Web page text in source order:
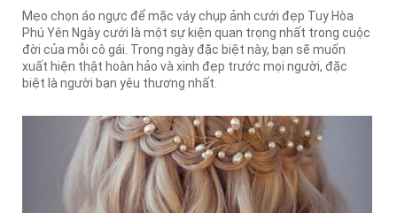
Mẹo chọn áo ngực để mặc váy chụp ảnh cưới đẹp Tuy Hòa
Phú Yên Ngày cưới là một sự kiện quan trọng nhất trong cuộc
đời của mỗi cô gái. Trong ngày đặc biệt này, bạn sẽ muốn
xuất hiện thật hoàn hảo và xinh đẹp trước mọi người, đặc
biệt là người bạn yêu thương nhất.